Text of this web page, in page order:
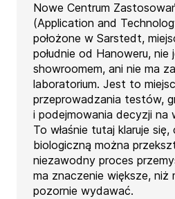
Nowe Centrum
(Application and
położone w Sarstedt,
południe od Hanoweru, nie
showroomem, ani nie ma
laboratorium. Jest to
przeprowadzania testów,
i podejmowania decyzji na
To właśnie tutaj klaruje
biologiczną można
niezawodny proces
ma znaczenie większe, niż
pozornie wydawać.